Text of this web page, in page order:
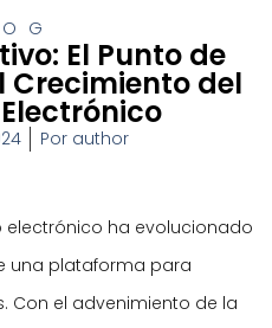
El Punto de
Crecimiento del
Porauthor
electrónico ha evolucionado
una plataforma para
Con el advenimiento de la